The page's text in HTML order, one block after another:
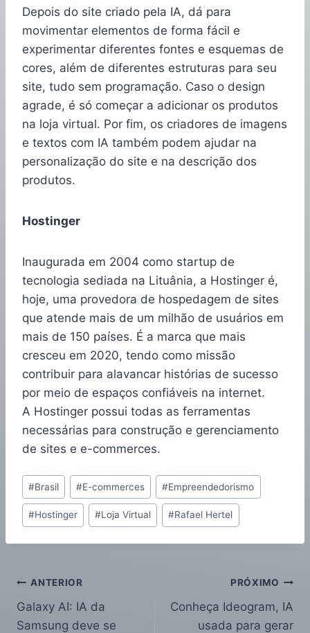
Depois do site criado pela IA, dá para
movimentar elementos de forma fácil e
experimentar diferentes fontes e esquemas de
cores, além de diferentes estruturas para seu
site, tudo sem programação. Caso o design
agrade, é só começar a adicionar os produtos
na loja virtual. Por fim, os criadores de imagens
e textos com IA também podem ajudar na
personalização do site e na descrição dos
produtos.
Hostinger
Inaugurada em 2004 como startup de
tecnologia sediada na Lituânia, a Hostinger é,
hoje, uma provedora de hospedagem de sites
que atende mais de um milhão de usuários em
mais de 150 países. É a marca que mais
cresceu em 2020, tendo como missão
contribuir para alavancar histórias de sucesso
por meio de espaços confiáveis na internet.
A Hostinger possui todas as ferramentas
necessárias para construção e gerenciamento
de sites e e-commerces.
#Brasil #E-commerces #Empreendedorismo
#Hostinger #Loja Virtual #Rafael Hertel
ANTERIOR
Galaxy AI: IA da
Samsung deve se
PRÓXIMO
Conheça Ideogram, IA
usada para gerar